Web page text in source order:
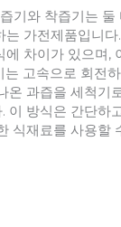
기와 착즙기는 둘
는 가전제품입니
차이가 있으며,
는 고속으로 회전
온 과즙을 세척기
이 방식은 간단하
식재료를 사용할